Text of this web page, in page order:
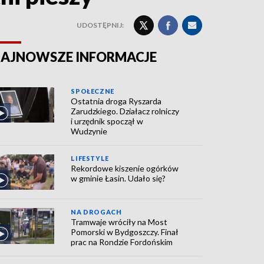
UDOSTĘPNIJ:
INFORMACJE
SPOŁECZNE
Ostatnia droga Ryszarda
Zarudzkiego. Działacz rolniczy
i urzędnik spoczął w
Wudzynie
LIFESTYLE
Rekordowe kiszenie ogórków
w gminie Łasin. Udało się?
NA DROGACH
Tramwaje wróciły na Most
Pomorski w Bydgoszczy. Finał
prac na Rondzie Fordońskim